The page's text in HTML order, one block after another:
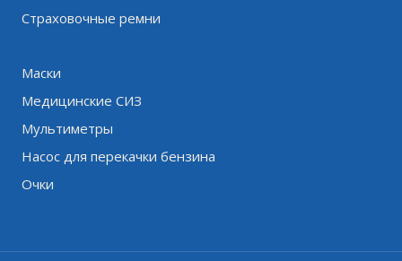
Страховочные ремни
Маски
Медицинские СИЗ
Мультиметры
Насос для перекачки бензина
Очки